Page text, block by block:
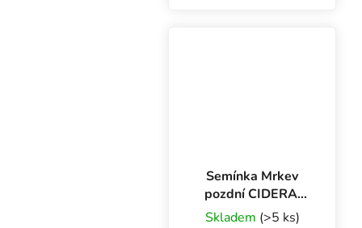
Semínka Mrkev
pozdní CIDERA,
2000 s
Skladem (>5 ks)